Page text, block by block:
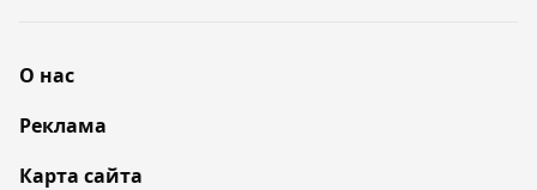
О нас
Реклама
Карта сайта